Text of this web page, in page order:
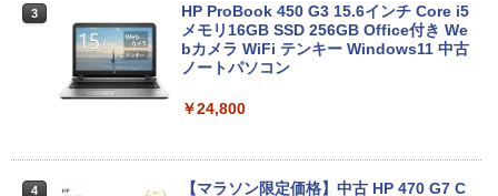
3
HP ProBook 450 G3 15.6インチ Core i5
メモリ16GB SSD 256GB Office付き We
bカメラ WiFi テンキー Windows11 中古
ノートパソコン
￥24,800
4 【マラソン限定価格】中古 HP 470 G7 C